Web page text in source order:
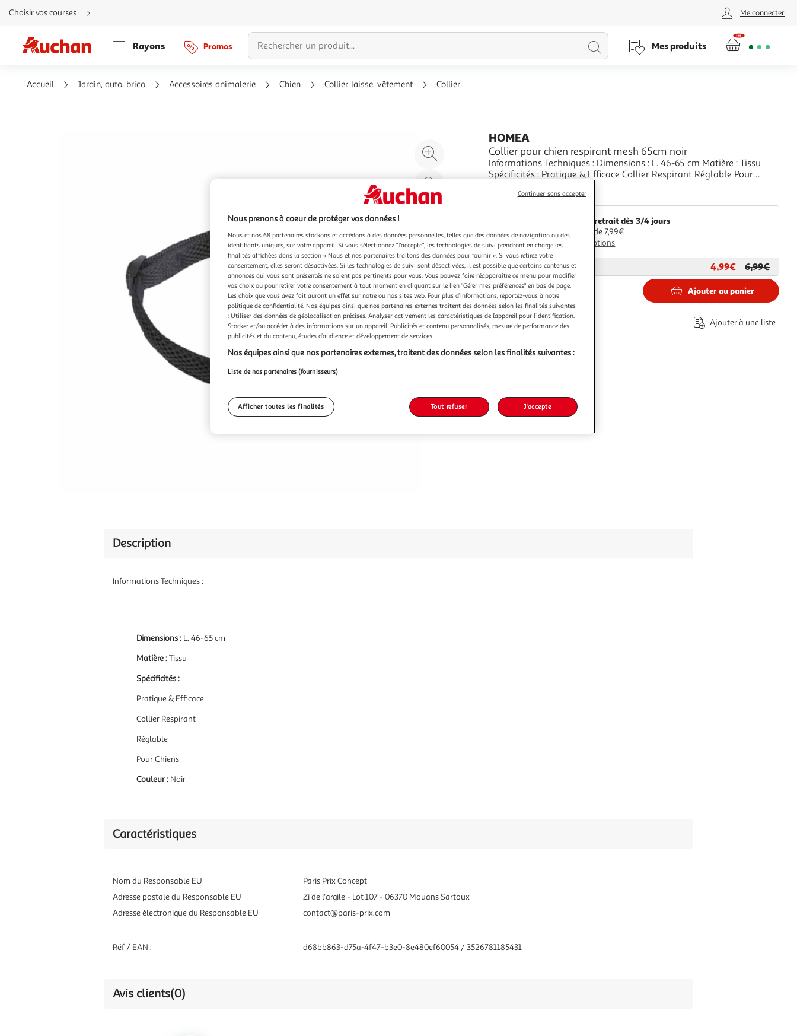
Aller
directement
au
Aller
directement
à
Aller
directement
Choisir vos courses Me connecter
Rayons Promos
Lancer
Mes produits
Accueil Jardin, auto, brico Accessoires animalerie Chien Collier, laisse, vêtement Collier
Agrandir
l'illustration
à
200%
Réduire
l'illustration
%
produit
HOMEA
Collier pour chien respirant mesh 65cm noir
Informations Techniques : Dimensions : L. 46-65 cm Matière : Tissu
Spécificités : Pratique & Efficace Collier Respirant Réglable Pour
Vendu parParis Prix
Livr. ou retrait dès 3/4 jours
A partir de 7,99€
Plus d'options
Vendu parParis Prix 4,99€
6,99€
-29 %
6,99€
4,99€
Ajouter au panier
Ajouter à une liste
Description
Informations Techniques :
Dimensions : L. 46-65 cm
Matière :Tissu
Spécificités :
Pratique & Efficace
Collier Respirant
Réglable
Pour Chiens
Couleur : Noir
Caractéristiques
Nom du Responsable EU
Paris Prix Concept
Adresse postale du Responsable EU
Zi de l'argile - Lot 107 - 06370 Mouans Sartoux
Adresse électronique du Responsable EU
contact@paris-prix.com
Réf / EAN : d68bb863-d75a-4f47-b3e0-8e480ef60054 / 3526781185431
Avis clients(0)
Nous prenons à coeur de protéger vos données !
Nous et nos 68 partenaires stockons et accédons à des données personnelles, telles que des données de navigation ou des
identifiants uniques, sur votre appareil. Si vous sélectionnez "J'accepte", les technologies de suivi prendront en charge les
finalités affichées dans la section « Nous et nos partenaires traitons des données pour fournir ». Si vous retirez votre
consentement, elles seront désactivées. Si les technologies de suivi sont désactivées, il est possible que certains contenus et
annonces qui vous sont présentés ne soient pas pertinents pour vous. Vous pouvez faire réapparaître ce menu pour modifier
vos choix ou pour retirer votre consentement à tout moment en cliquant sur le lien "Gérer mes préférences" en bas de page.
Les choix que vous avez fait auront un effet sur notre ou nos sites web. Pour plus d’informations, reportez-vous à notre
politique de confidentialité. Nos équipes ainsi que nos partenaires externes traitent des données selon les finalités suivantes
: Utiliser des données de géolocalisation précises. Analyser activement les caractéristiques de l’appareil pour l’identification.
Stocker et/ou accéder à des informations sur un appareil. Publicités et contenu personnalisés, mesure de performance des
publicités et du contenu, études d’audience et développement de services.
Nos équipes ainsi que nos partenaires externes, traitent des données selon les finalités suivantes :
Liste de nos partenaires (fournisseurs)
Afficher toutes les finalités Tout refuser J'accepte
Continuer sans accepter